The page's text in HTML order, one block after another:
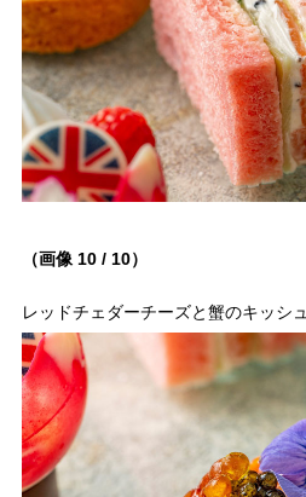
（画像 10 / 10）
レッドチェダーチーズと蟹のキッシュ